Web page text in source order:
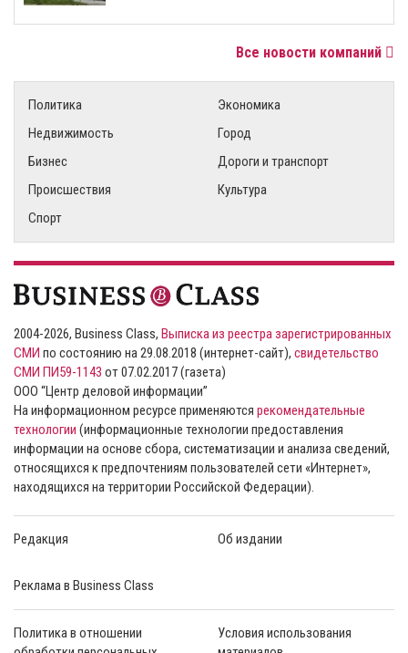
Все новости компаний
Политика
Экономика
Недвижимость
Город
Бизнес
Дороги и транспорт
Происшествия
Культура
Спорт
2004-2026, Business Class, Выписка из реестра зарегистрированных
СМИ по состоянию на 29.08.2018 (интернет-сайт), свидетельство
СМИ ПИ59-1143 от 07.02.2017 (газета)
ООО “Центр деловой информации”
На информационном ресурсе применяются рекомендательные
технологии (информационные технологии предоставления
информации на основе сбора, систематизации и анализа сведений,
относящихся к предпочтениям пользователей сети «Интернет»,
находящихся на территории Российской Федерации).
Редакция Об издании
Реклама в Business Class
Политика в отношении
Условия использования